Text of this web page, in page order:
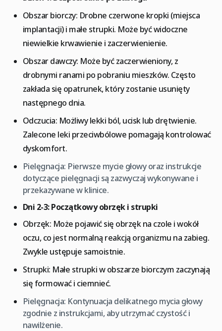
Obszar biorczy: Drobne czerwone kropki (miejsca
implantacji) i małe strupki. Może być widoczne
niewielkie krwawienie i zaczerwienienie.
Obszar dawczy: Może być zaczerwieniony, z
drobnymi ranami po pobraniu mieszków. Często
zakłada się opatrunek, który zostanie usunięty
następnego dnia.
Odczucia: Możliwy lekki ból, ucisk lub drętwienie.
Zalecone leki przeciwbólowe pomagają kontrolować
dyskomfort.
Pielęgnacja: Pierwsze mycie głowy oraz instrukcje
dotyczące pielęgnacji są zazwyczaj wykonywane i
przekazywane w klinice.
Dni 2-3: Początkowy obrzęk i strupki
Obrzęk: Może pojawić się obrzęk na czole i wokół
oczu, co jest normalną reakcją organizmu na zabieg.
Zwykle ustępuje samoistnie.
Strupki: Małe strupki w obszarze biorczym zaczynają
się formować i ciemnieć.
Pielęgnacja: Kontynuacja delikatnego mycia głowy
zgodnie z instrukcjami, aby utrzymać czystość i
nawilżenie.